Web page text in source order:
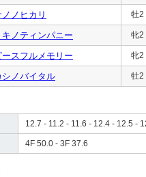
ノノヒカリ 牡2
キノティンパニー 牝2
ースフルメモリー 牝2
シノバイタル 牡2
12.7 - 11.2 - 11.6 - 12.4 - 12.5 -
4F 50.0 - 3F 37.6